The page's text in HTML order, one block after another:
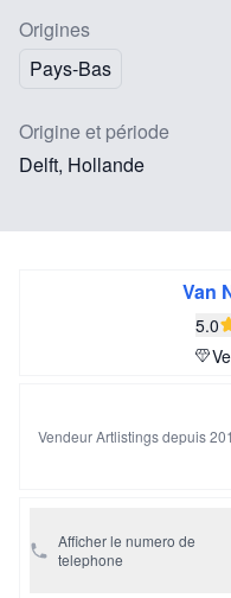
Origines
Pays-Bas
Origine et période
Delft, Hollande
Van
5.0
Vendeur Artlistings depuis
Afficher le numero de
telephone